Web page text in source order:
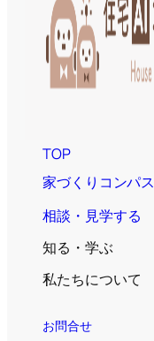
TOP
家づくりコンパス
相談・見学する
知る・学ぶ
私たちについて
お問合せ